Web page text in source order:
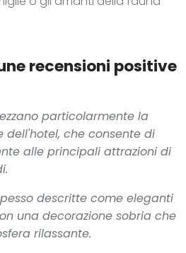
recensioni positive
particolarmente la
dell'hotel, che consente di
alle principali attrazioni di
descritte come eleganti
una decorazione sobria che
rilassante.